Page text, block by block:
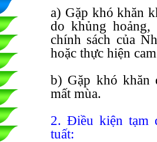
a) Gặp khó khăn
do khủng
chính sách của
hoặc thực hiện
b) Gặp khó khăn
mất mùa.
2. Điều kiện tạm
tuất: